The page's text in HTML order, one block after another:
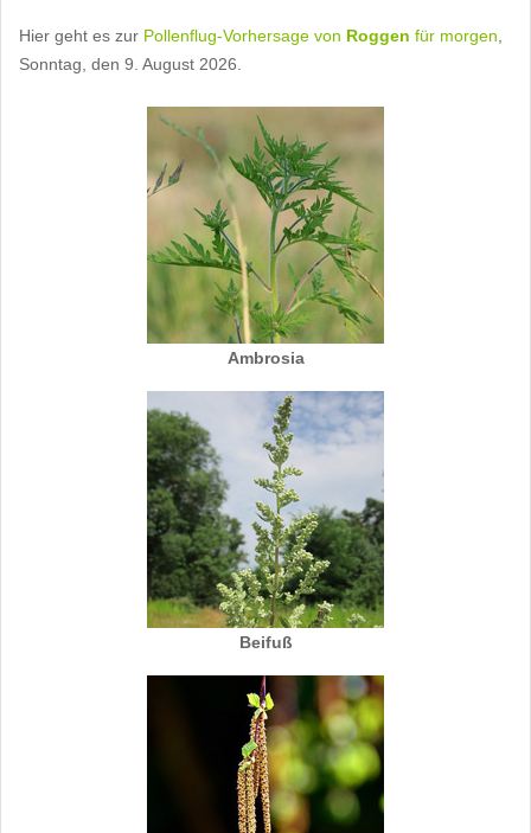
Hier geht es zur Pollenflug-Vorhersage von Roggen für morgen
Sonntag, den 9. August 2026.
Ambrosia
Beifuß